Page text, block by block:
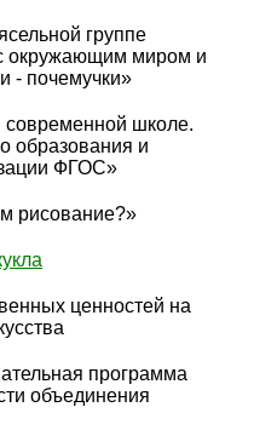
группе
окружающим миром и
- почемучки»
современной школе.
образования и
ФГОС»
рисование?»
ценностей на
программа
объединения